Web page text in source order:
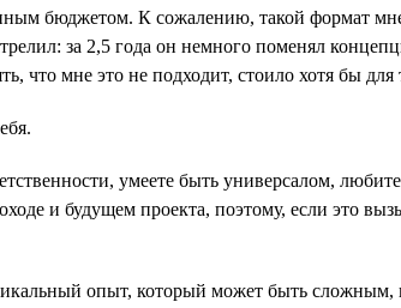
бюджетом. К сожалению, такой формат
за 2,5 года он немного поменял
мне это не подходит, стоило хотя бы
умеете быть универсалом,
и будущем проекта, поэтому, если это
опыт, который может быть